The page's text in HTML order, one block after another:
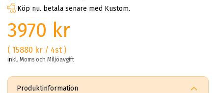
Köp nu. betala senare med Kustom.
3970 kr
( 15880 kr / 4st )
inkl. Moms och Miljöavgift
Produktinformation